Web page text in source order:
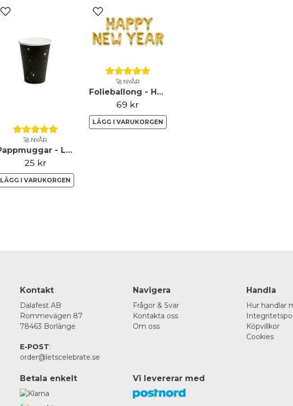
🚀 NYÅR
Pappmuggar - Let's Celebrate
25 kr
LÄGG I VARUKORGEN
🚀 NYÅR
Folieballong - Happy New Year
69 kr
LÄGG I VARUKORGEN
Kontakt
Dalafest AB
Rommevägen 87
78463 Borlänge
E-POST:
order@letscelebrate.se
Navigera
Frågor & Svar
Kontakta oss
Om oss
Handla
Hur handlar
Köpvillkor
Cookies
Betala enkelt Vi levererar med